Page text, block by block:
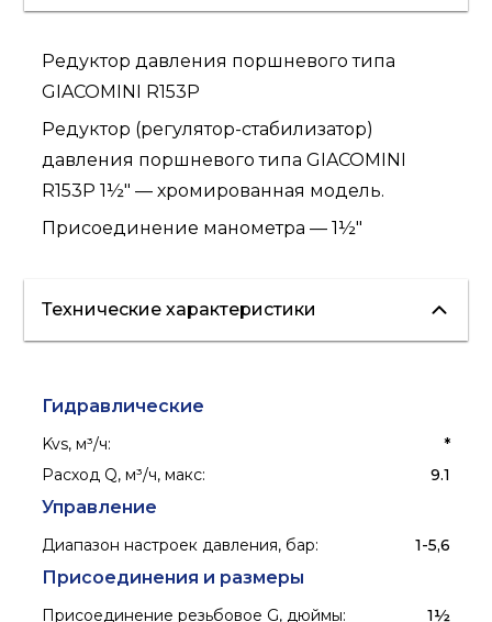
Редуктор давления поршневого типа
GIACOMINI R153P
Редуктор (регулятор-стабилизатор)
давления поршневого типа GIACOMINI
R153P 1½" — хромированная модель.
Присоединение манометра — 1½"
Технические характеристики
Гидравлические
Kvs, м³/ч:
*
Расход Q, м³/ч, макс: 9.1
Управление
Диапазон настроек давления, бар: 1-5,6
Присоединения и размеры
Присоединение резьбовое G, дюймы: 1½